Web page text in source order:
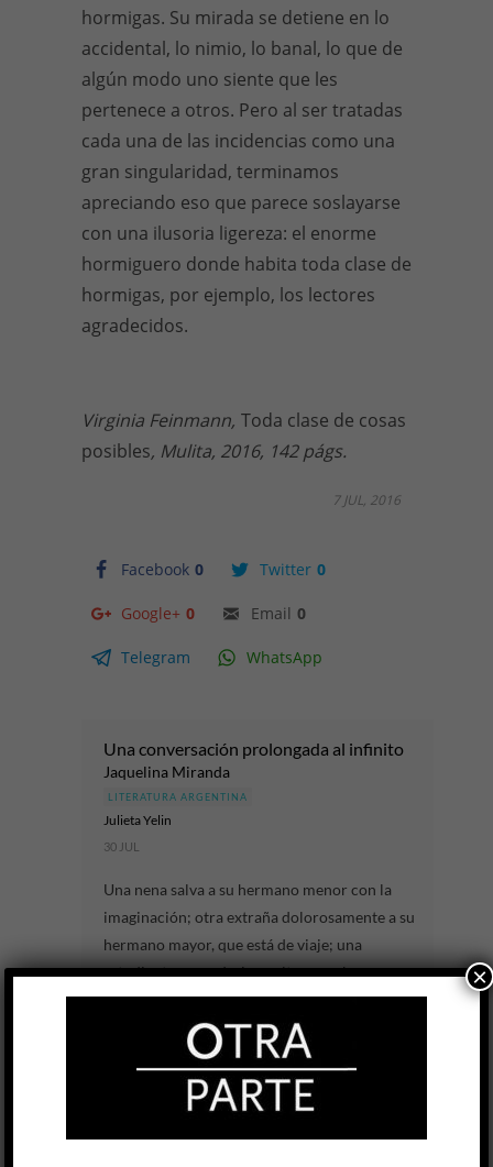
hormigas. Su mirada se detiene en lo
accidental, lo nimio, lo banal, lo que de
algún modo uno siente que les
pertenece a otros. Pero al ser tratadas
cada una de las incidencias como una
gran singularidad, terminamos
apreciando eso que parece soslayarse
con una ilusoria ligereza: el enorme
hormiguero donde habita toda clase de
hormigas, por ejemplo, los lectores
agradecidos.
Virginia Feinmann, Toda clase de cosas
posibles, Mulita, 2016, 142 págs.
Facebook 0 Twitter 0
Google+ 0 Email 0
Telegram WhatsApp
7 JUL, 2016
Una conversación prolongada al infinito
Jaquelina Miranda
LITERATURA ARGENTINA
Julieta Yelin
30 JUL
Una nena salva a su hermano menor con la
imaginación; otra extraña dolorosamente a su
hermano mayor, que está de viaje; una
estudiante secundaria oculta su embarazo...
Tener lo que se tiene. Volumen II
Diana Bellessi
×